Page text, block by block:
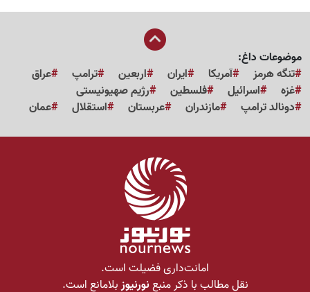
موضوعات داغ:
تنگه هرمز
آمریکا ایران اربعین ترامپ
عراق
غزه
اسرائیل فلسطین
رژیم صهیونیستی
دونالد ترامپ
مازندران عربستان استقلال عمان
امانت‌داری فضیلت است.
نقل مطالب با ذکر منبعنورنیوزبلامانع است.